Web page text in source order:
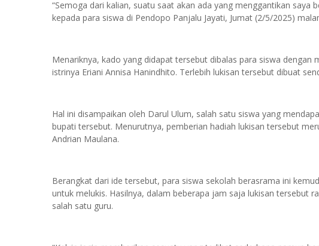
“Semoga dari kalian, suatu saat akan ada yang menggantikan saya
kepada para siswa di Pendopo Panjalu Jayati, Jumat (2/5/2025)
Menariknya, kado yang didapat tersebut dibalas para siswa
istrinya Eriani Annisa Hanindhito. Terlebih lukisan tersebut dibuat
Hal ini disampaikan oleh Darul Ulum, salah satu siswa yang
bupati tersebut. Menurutnya, pemberian hadiah lukisan tersebut
Andrian Maulana.
Berangkat dari ide tersebut, para siswa sekolah berasrama ini
untuk melukis. Hasilnya, dalam beberapa jam saja lukisan tersebut
salah satu guru.